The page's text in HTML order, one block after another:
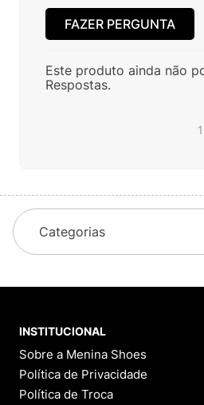
FAZER PERGUNTA
Este produto ainda não
Respostas.
Categorias
INSTITUCIONAL
Sobre a Menina Shoes
Política de Privacidade
Política de Troca